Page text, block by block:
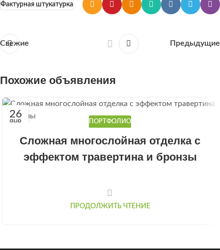
Фактурная штукатурка
Свежие Предыдущие
Похожие объявления
26
ЯНВ ПОРТФОЛИО
Сложная многослойная отделка с
эффектом травертина и бронзы
ПРОДОЛЖИТЬ ЧТЕНИЕ